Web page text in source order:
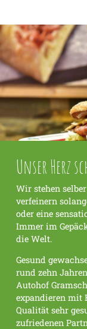
Unser Herz
Wir stehen
verfeinern
oder eine
Immer im
die Welt.
Gesund
rund zehn
Autohof
expandieren mit
Qualität sehr
zufriedenen